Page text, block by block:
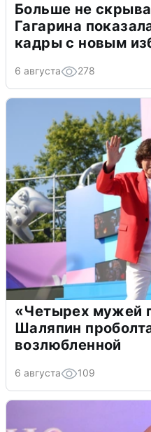
Больше не
Гагарина
кадры с новым
6 августа 278
«Четырех мужей
Шаляпин
возлюбленной
6 августа 109